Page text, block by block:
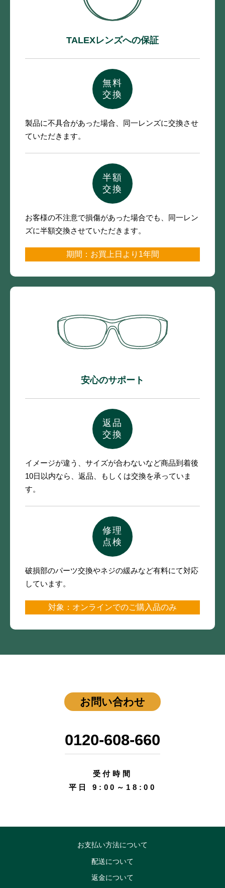
TALEXレンズへの保証
無料
交換
製品に不具合があった場合、
同一レンズに交換させ
ていただきます。
半額
交換
お客様の不注意で損傷があった場合でも、
同一レン
ズに半額交換させていただきます。
期間：お買上日より1年間
安心のサポート
返品
交換
イメージが違う、サイズが合わないなど商品到着後
10日以内なら、 返品、もしくは交換を承っていま
す。
修理
点検
破損部のパーツ交換やネジの緩みなど有料にて対応
しています。
対象：オンラインでのご購入品のみ
お問い合わせ
0120-608-660
受付時間
平日 9:00～18:00
お支払い方法について
配送について
返金について